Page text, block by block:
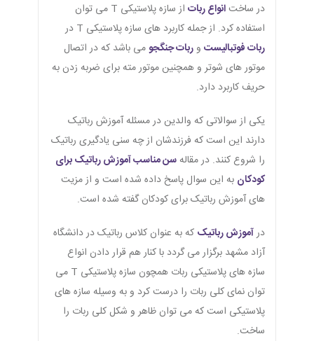
در ساختانواع ربات
از سازه پلاستیکی T می توان
استفاده کرد. از جمله کاربرد های سازه پلاستیکی T در
ربات فوتبالیست وربات جنگجومی باشد که در اتصال
موتور های شوتر و همچنین موتور مته برای ضربه زدن به
حریف کاربرد دارد.
یکی از سوالاتی که والدین در مسئله آموزش رباتیک
دارند این است که فرزندشان از چه سنی یادگیری رباتیک
را شروع کنند. در مقالهسن مناسب آموزش رباتیک برای
کودکان به این سوال پاسخ داده شده است و از مزیت
های آموزش رباتیک برای کودکان گفته شده است.
درآموزش رباتیک که به عنوان کلاس رباتیک در دانشگاه
آزاد مشهد برگزار می گردد با کنار هم قرار دادن انواع
سازه های پلاستیکی ربات همچون سازه پلاستیکی T می
توان نمای کلی ربات را درست کرد و به وسیله سازه های
پلاستیکی است که می توان ظاهر و شکل کلی ربات را
ساخت.